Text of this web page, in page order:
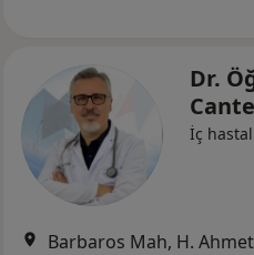
Dr.
İç